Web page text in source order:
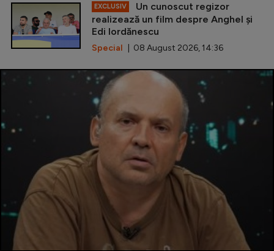
EXCLUSIV
Un cunoscut regizor
realizează un film despre Anghel și
Edi Iordănescu
Special | 08 August 2026, 14:36